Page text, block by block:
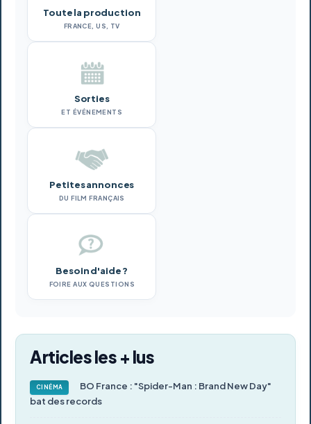
Toute la production
FRANCE, US, TV
Sorties
ET ÉVÉNEMENTS
Petites annonces
DU FILM FRANÇAIS
Besoin d'aide ?
FOIRE AUX QUESTIONS
Articles les + lus
CINÉMA
BO France : "Spider-Man : Brand New Day"
bat des records